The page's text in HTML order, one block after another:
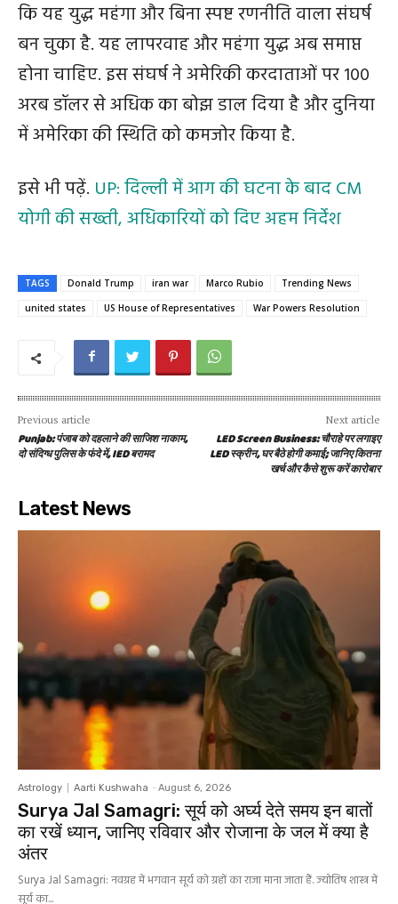
कि यह युद्ध महंगा और बिना स्पष्ट रणनीति वाला संघर्ष
बन चुका है. यह लापरवाह और महंगा युद्ध अब समाप्त
होना चाहिए. इस संघर्ष ने अमेरिकी करदाताओं पर 100
अरब डॉलर से अधिक का बोझ डाल दिया है और दुनिया
में अमेरिका की स्थिति को कमजोर किया है.
इसे भी पढ़ें. UP: दिल्ली में आग की घटना के बाद CM
योगी की सख्ती, अधिकारियों को दिए अहम निर्देश
TAGS Donald Trump iran war Marco Rubio
Trending News
united states
US House of Representatives War Powers Resolution
Previous article
Punjab: पंजाब को दहलाने की साजिश नाकाम,
दो संदिग्ध पुलिस के फंदे में, IED बरामद
Next article
LED Screen Business: चौराहे पर लगाइए
LED स्क्रीन, घर बैठे होगी कमाई; जानिए कितना
खर्च और कैसे शुरू करें कारोबार
Latest News
Astrology Aarti Kushwaha - August 6, 2026
Surya Jal Samagri: सूर्य को अर्घ्य देते समय इन बातों
का रखें ध्यान, जानिए रविवार और रोजाना के जल में क्या है
अंतर
Surya Jal Samagri: नवग्रह में भगवान सूर्य को ग्रहों का राजा माना जाता हैं. ज्योतिष शास्त्र में
सूर्य का...